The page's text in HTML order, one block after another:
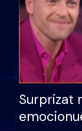
Surprizat